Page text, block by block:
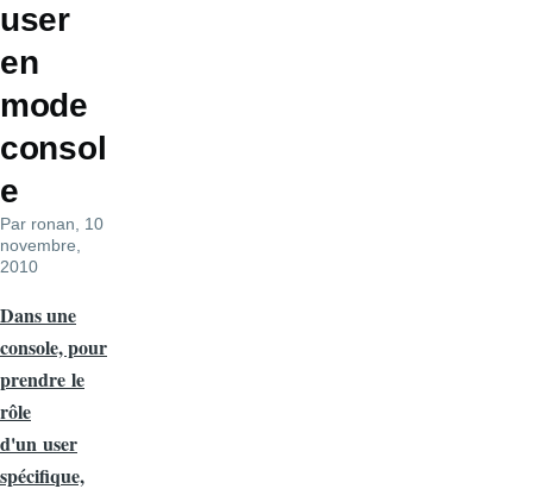
user
en
mode
consol
e
Par ronan , 10
novembre,
2010
Dans une
console, pour
prendre le
rôle
d'un user
spécifique,